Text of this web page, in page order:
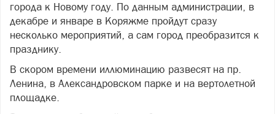
города к Новому году. По данным администрации, в
декабре и январе в Коряжме пройдут сразу
несколько мероприятий, а сам город преобразится к
празднику.
В скором времени иллюминацию развесят на пр.
Ленина, в Александровском парке и на вертолетной
площадке.